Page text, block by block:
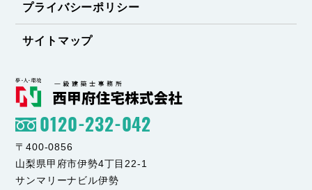
プライバシーポリシー
サイトマップ
0120-232-042
〒400-0856
山梨県甲府市伊勢4丁目22-1
サンマリーナビル伊勢